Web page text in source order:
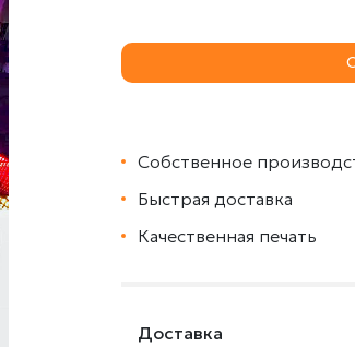
Собственное
Быстрая доставка
Качественная печать
Доставка